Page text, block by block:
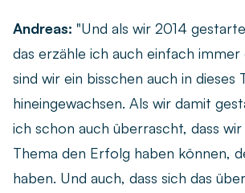
Andreas: "Und als wir 2014
das erzähle ich auch einfach
sind wir ein bisschen auch in dieses
hineingewachsen. Als wir damit
ich schon auch überrascht, dass
Thema den Erfolg haben können,
haben. Und auch, dass sich das